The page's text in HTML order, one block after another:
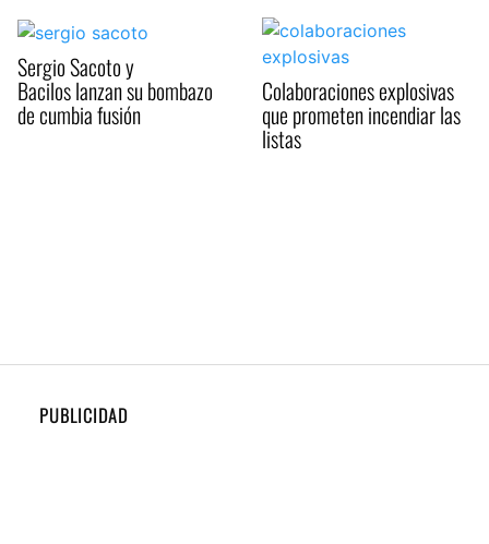
Sergio Sacoto y
Bacilos lanzan su bombazo
de cumbia fusión
Colaboraciones explosivas
que prometen incendiar las
listas
PUBLICIDAD